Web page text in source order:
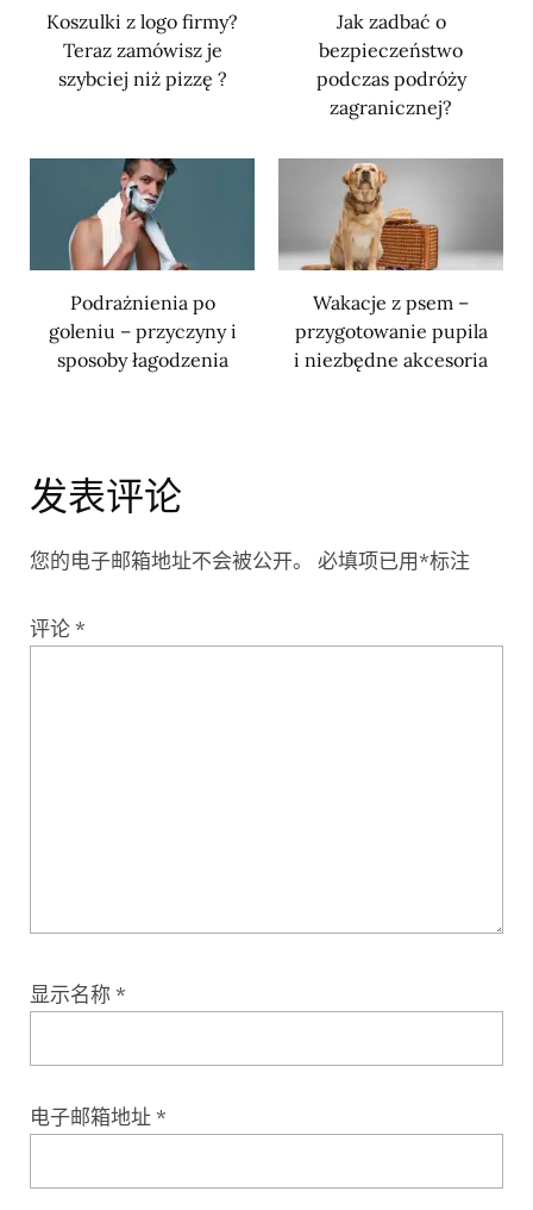
Koszulki z logo firmy?
Teraz zamówisz je
szybciej niż pizzę ?
Jak zadbać o
bezpieczeństwo
podczas podróży
zagranicznej?
Podrażnienia po
goleniu – przyczyny i
sposoby łagodzenia
Wakacje z psem –
przygotowanie pupila
i niezbędne akcesoria
发表评论
您的电子邮箱地址不会被公开。 必填项已用*标注
评论*
显示名称 *
电子邮箱地址 *